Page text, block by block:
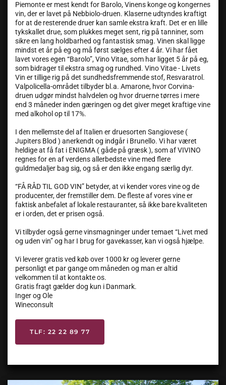
Piemonte er mest kendt for Barolo, Vinens konge og kongernes
vin, der er lavet på Nebbiolo-druen. Klaserne udtyndes kraftigt
for at de resterende druer kan samle ekstra kraft. Det er en lille
tykskallet drue, som plukkes meget sent, rig på tanniner, som
sikre en lang holdbarhed og fantastisk smag. Vinen skal ligge
mindst et år på eg og må først sælges efter 4 år. Vi har fået
lavet vores egen “Barolo”, Vino Vitae, som har ligget 5 år på eg,
som bidrager til ekstra smag og rundhed. Vino Vitae - Livets
Vin er tillige rig på det sundhedsfremmende stof, Resvaratrol.
Valpolicella-området tilbyder bl.a. Amarone, hvor Corvina-
druen udgør mindst halvdelen og hvor druerne tørres i mere
end 3 måneder inden gæringen og det giver meget kraftige vine
med alkohol op til 17%.
I den mellemste del af Italien er druesorten Sangiovese (
Jupiters Blod ) anerkendt og indgår i Brunello. Vi har været
heldige at få fat i ENIGMA ( gåde på græsk ), som af VIVINO
regnes for en af verdens allerbedste vine med flere
guldmedaljer bag sig, og så er den ikke engang særlig dyr.
“FÅ RÅD TIL GOD VIN” betyder, at vi kender vores vine og de
producenter, der fremstiller dem. De fleste af vores vine er
faktisk anbefalet af lokale restauranter, så ikke bare kvaliteten
er i orden, det er prisen også.
Vi tilbyder også gerne vinsmagninger under temaet “Livet med
og uden vin” og har I brug for gavekasser, kan vi også hjælpe.
Vi leverer gratis ved køb over 1000 kr og leverer gerne
personligt et par gange om måneden og man er altid
velkommen til at kontakte os.
Gratis fragt gælder dog kun i Danmark.
Inger og Ole
Wineconsult
TLF: 22 22 89 77